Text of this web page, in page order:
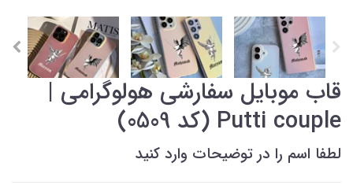
قاب موبایل سفارشی هولوگرامی |
Putti couple (کد 0509)
لطفا اسم را در توضیحات وارد کنید